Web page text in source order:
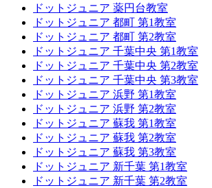
ドットジュニア 薬円台教室
ドットジュニア 都町 第1教室
ドットジュニア 都町 第2教室
ドットジュニア 千葉中央 第1教室
ドットジュニア 千葉中央 第2教室
ドットジュニア 千葉中央 第3教室
ドットジュニア 浜野 第1教室
ドットジュニア 浜野 第2教室
ドットジュニア 蘇我 第1教室
ドットジュニア 蘇我 第2教室
ドットジュニア 蘇我 第3教室
ドットジュニア 新千葉 第1教室
ドットジュニア 新千葉 第2教室